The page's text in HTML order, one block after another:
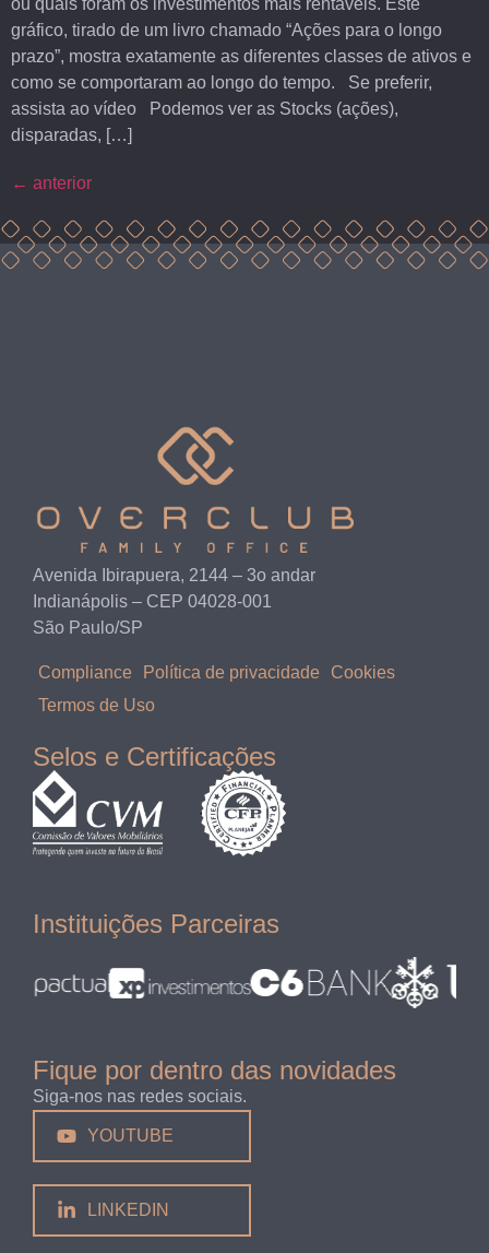
ou quais foram os investimentos mais rentáveis. Este
gráfico, tirado de um livro chamado “Ações para o longo
prazo”, mostra exatamente as diferentes classes de ativos e
como se comportaram ao longo do tempo. Se preferir,
assista ao vídeo Podemos ver as Stocks (ações),
disparadas, […]
← anterior
Avenida Ibirapuera, 2144 – 3o andar
Indianápolis – CEP 04028-001
São Paulo/SP
Compliance Política de privacidade
Cookies
Termos de Uso
Selos e Certificações
Instituições Parceiras
Fique por dentro das novidades
Siga-nos nas redes sociais.
YOUTUBE
LINKEDIN